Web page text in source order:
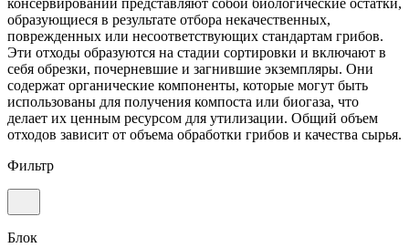
консервировании представляют собой биологические остатки,
образующиеся в результате отбора некачественных,
поврежденных или несоответствующих стандартам грибов.
Эти отходы образуются на стадии сортировки и включают в
себя обрезки, почерневшие и загнившие экземпляры. Они
содержат органические компоненты, которые могут быть
использованы для получения компоста или биогаза, что
делает их ценным ресурсом для утилизации. Общий объем
отходов зависит от объема обработки грибов и качества сырья.
Фильтр
Блок